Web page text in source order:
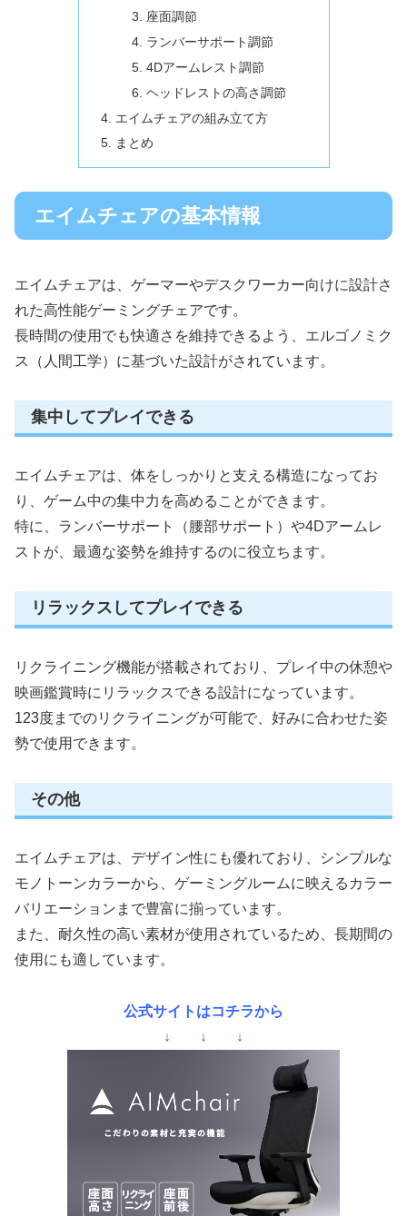
座面調節
ランバーサポート調節
4Dアームレスト調節
ヘッドレストの高さ調節
エイムチェアの組み立て方
まとめ
エイムチェアの基本情報
エイムチェアは、ゲーマーやデスクワーカー向けに設計さ
れた高性能ゲーミングチェアです。
長時間の使用でも快適さを維持できるよう、エルゴノミク
ス（人間工学）に基づいた設計がされています。
集中してプレイできる
エイムチェアは、体をしっかりと支える構造になってお
り、ゲーム中の集中力を高めることができます。
特に、ランバーサポート（腰部サポート）や4Dアームレ
ストが、最適な姿勢を維持するのに役立ちます。
リラックスしてプレイできる
リクライニング機能が搭載されており、プレイ中の休憩や
映画鑑賞時にリラックスできる設計になっています。
123度までのリクライニングが可能で、好みに合わせた姿
勢で使用できます。
その他
エイムチェアは、デザイン性にも優れており、シンプルな
モノトーンカラーから、ゲーミングルームに映えるカラー
バリエーションまで豊富に揃っています。
また、耐久性の高い素材が使用されているため、長期間の
使用にも適しています。
公式サイトはコチラから
↓ ↓ ↓